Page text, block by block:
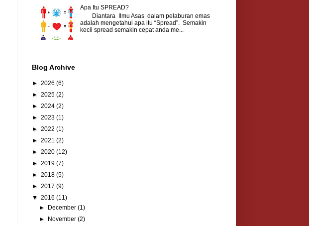
Apa Itu SPREAD?
Diantara Ilmu Asas dalam pelaburan emas
adalah mengetahui apa itu “Spread”. Semakin
kecil spread semakin cepat anda me...
Blog Archive
► 2026 (6)
► 2025 (2)
► 2024 (2)
► 2023 (1)
► 2022 (1)
► 2021 (2)
► 2020 (12)
► 2019 (7)
► 2018 (5)
► 2017 (9)
▼ 2016 (11)
► December(1)
► November(2)